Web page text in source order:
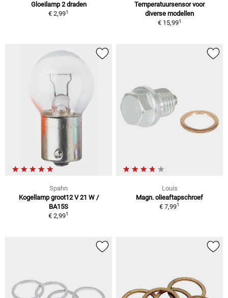
Gloeilamp 2 draden
€ 2,991
Temperatuursensor voor
diverse modellen
€ 15,991
Spahn
Kogellamp groot12 V 21 W /
BA15S
€ 2,991
Louis
Magn. olieaftapschroef
€ 7,991